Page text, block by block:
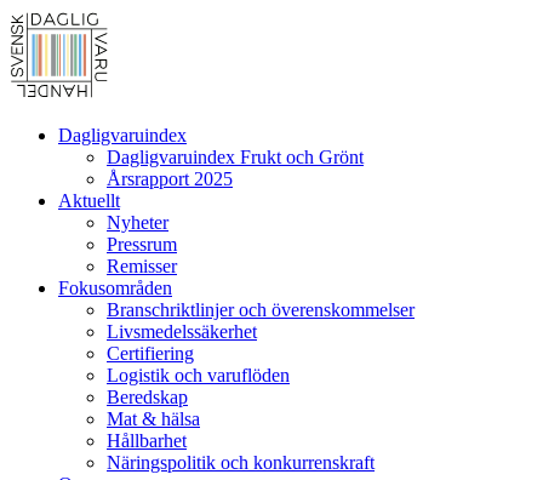
Dagligvaruindex
Dagligvaruindex Frukt och Grönt
Årsrapport 2025
Aktuellt
Nyheter
Pressrum
Remisser
Fokusområden
Branschriktlinjer och överenskommelser
Livsmedelssäkerhet
Certifiering
Logistik och varuflöden
Beredskap
Mat & hälsa
Hållbarhet
Näringspolitik och konkurrenskraft